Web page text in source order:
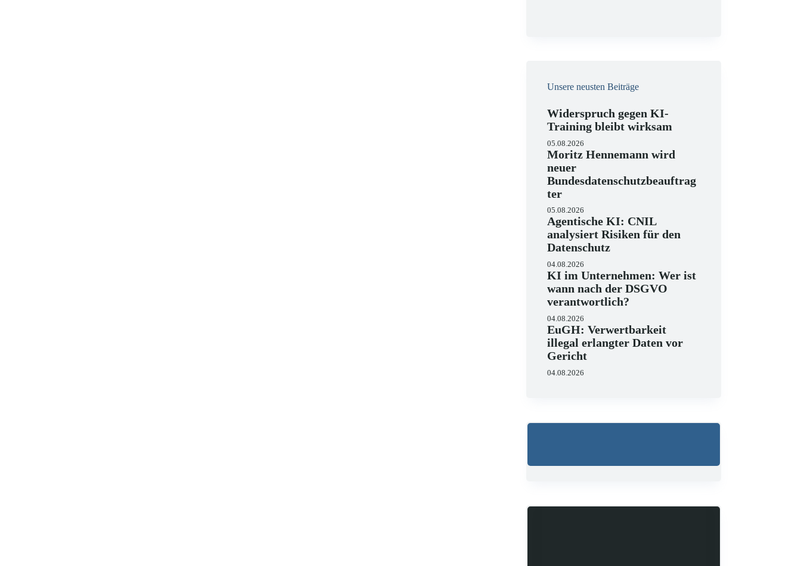
Unsere neusten Beiträge
Widerspruch gegen KI-
Training bleibt wirksam
05.08.2026
Moritz Hennemann wird
neuer
Bundesdatenschutzbeauftrag
ter
05.08.2026
Agentische KI: CNIL
analysiert Risiken für den
Datenschutz
04.08.2026
KI im Unternehmen: Wer ist
wann nach der DSGVO
verantwortlich?
04.08.2026
EuGH: Verwertbarkeit
illegal erlangter Daten vor
Gericht
04.08.2026